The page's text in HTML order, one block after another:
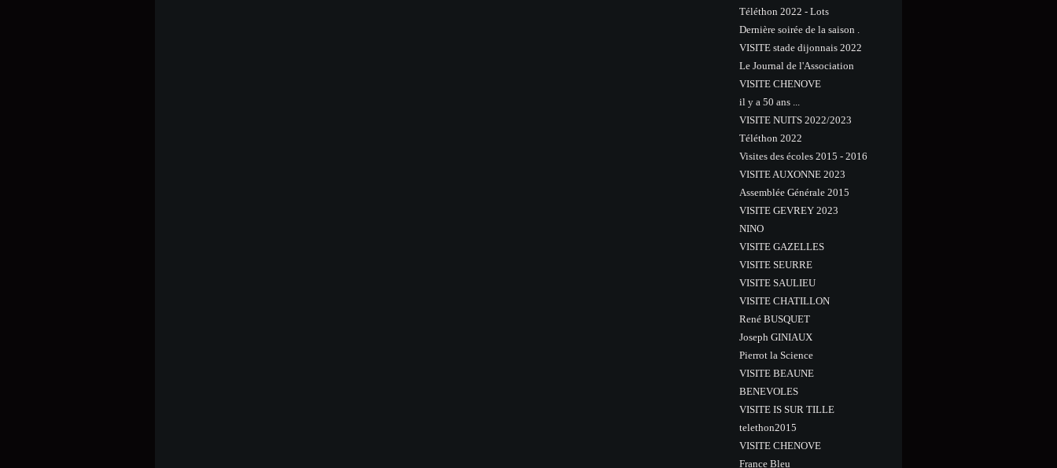
Téléthon 2022 - Lots
Dernière soirée de la saison .
VISITE stade dijonnais 2022
Le Journal de l'Association
VISITE CHENOVE
il y a 50 ans ...
VISITE NUITS 2022/2023
Téléthon 2022
Visites des écoles 2015 - 2016
VISITE AUXONNE 2023
Assemblée Générale 2015
VISITE GEVREY 2023
NINO
VISITE GAZELLES
VISITE SEURRE
VISITE SAULIEU
VISITE CHATILLON
René BUSQUET
Joseph GINIAUX
Pierrot la Science
VISITE BEAUNE
BENEVOLES
VISITE IS SUR TILLE
telethon2015
VISITE CHENOVE
France Bleu